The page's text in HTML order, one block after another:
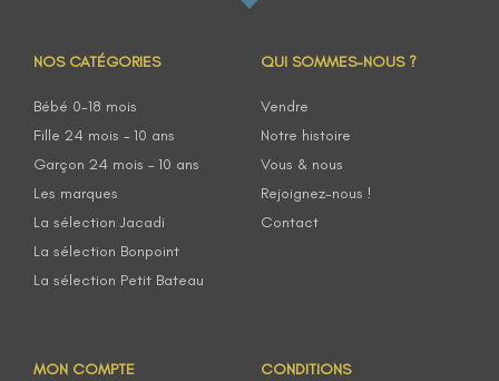
NOS CATÉGORIES
Bébé 0-18 mois
Fille 24 mois – 10 ans
Garçon 24 mois – 10 ans
Les marques
La sélection Jacadi
La sélection Bonpoint
La sélection Petit Bateau
QUI SOMMES-NOUS ?
Vendre
Notre histoire
Vous & nous
Rejoignez-nous !
Contact
MON COMPTE CONDITIONS